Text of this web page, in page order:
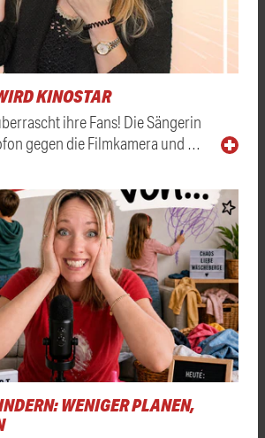
KINOSTAR
ihre Fans! Die Sängerin
gegen die Filmkamera und …
WENIGER PLANEN,